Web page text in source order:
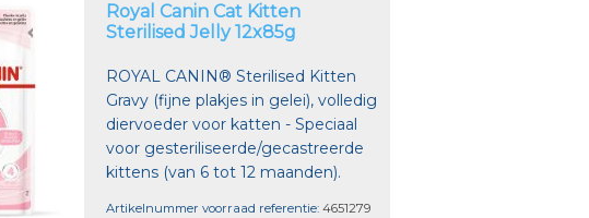
Royal Canin Cat Kitten
Sterilised Jelly 12x85g
ROYAL CANIN® Sterilised Kitten
Gravy (fijne plakjes in gelei), volledig
diervoeder voor katten - Speciaal
voor gesteriliseerde/gecastreerde
kittens (van 6 tot 12 maanden).
Artikelnummer voorraad referentie: 4651279